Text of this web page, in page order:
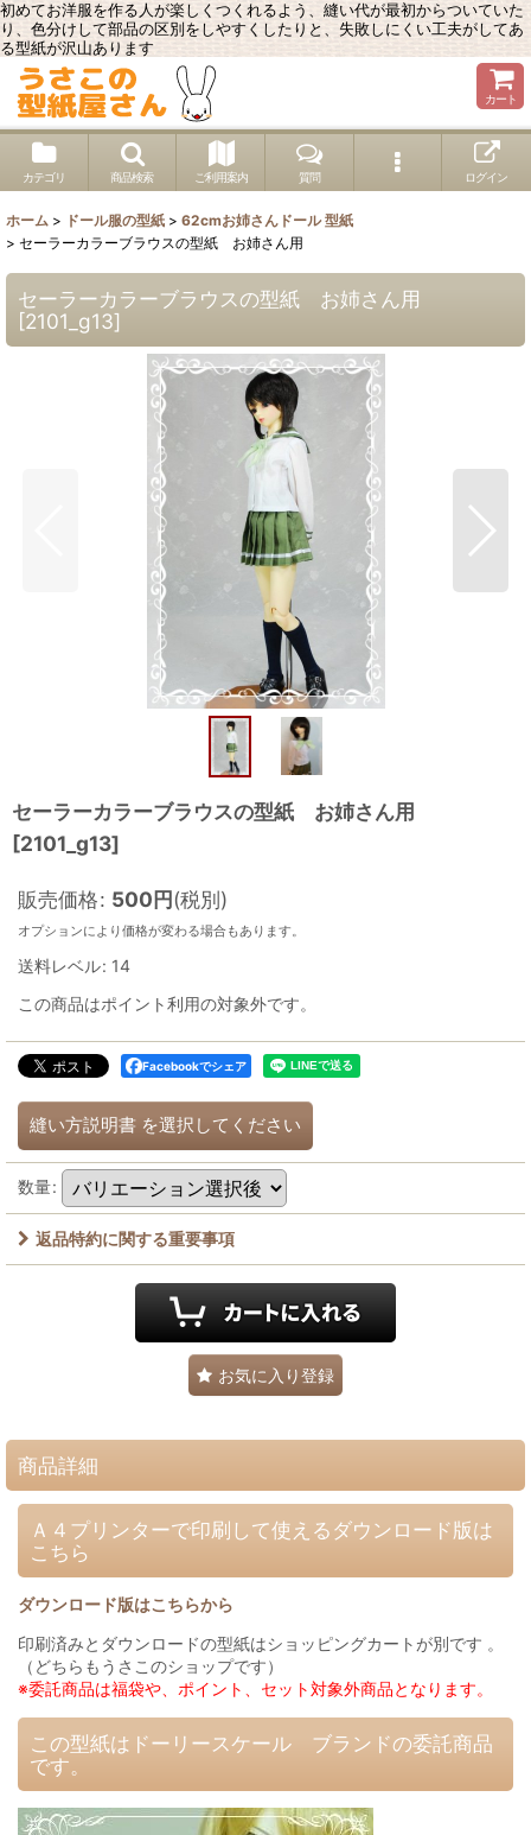
初めてお洋服を作る人が楽しくつくれるよう、縫い代が最初からついていた
り、色分けして部品の区別をしやすくしたりと、失敗しにくい工夫がしてあ
る型紙が沢山あります
カート
カテゴリ 商品検索 ご利用案内 質問 ログイン
ホーム > ドール服の型紙 > 62cmお姉さんドール 型紙
> セーラーカラーブラウスの型紙 お姉さん用
セーラーカラーブラウスの型紙 お姉さん用
[2101_g13]
セーラーカラーブラウスの型紙 お姉さん用
[2101_g13]
販売価格: 500円(税別)
オプションにより価格が変わる場合もあります。
送料レベル: 14
この商品はポイント利用の対象外です。
Facebookでシェア
縫い方説明書 を選択してください
数量:
返品特約に関する重要事項
お気に入り登録
商品詳細
Ａ４プリンターで印刷して使えるダウンロード版は
こちら
ダウンロード版はこちらから
印刷済みとダウンロードの型紙はショッピングカートが別です 。
（どちらもうさこのショップです）
※委託商品は福袋や、ポイント、セット対象外商品となります。
この型紙はドーリースケール ブランドの委託商品
です。